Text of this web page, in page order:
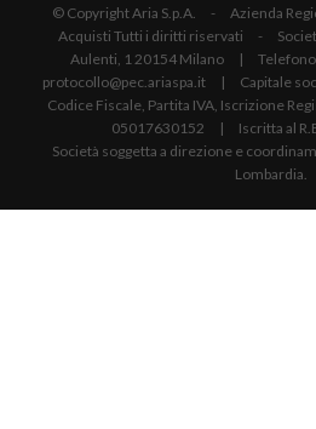
© Copyright Aria S.p.A. - Azienda
Acquisti Tutti i diritti riservati -
Aulenti, 1 20154 Milano |
protocollo@pec.ariaspa.it | Capitale
Codice Fiscale, Partita IVA, Iscrizione
05017630152 | Iscritta al
Società soggetta a direzione e
Lombardia.